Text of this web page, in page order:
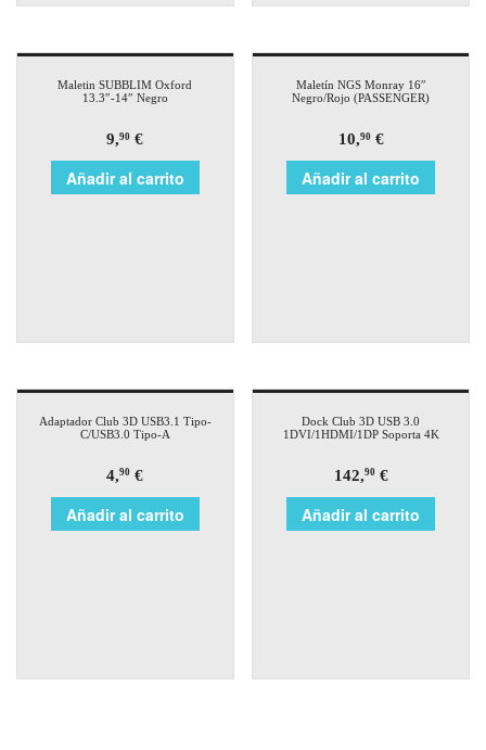
Maletin SUBBLIM Oxford
13.3″-14″ Negro
9,90 €
Añadir al carrito
Maletín NGS Monray 16″
Negro/Rojo (PASSENGER)
10,90€
Añadir al carrito
Adaptador Club 3D USB3.1 Tipo-
C/USB3.0 Tipo-A
4,90 €
Añadir al carrito
Dock Club 3D USB 3.0
1DVI/1HDMI/1DP Soporta 4K
142,90€
Añadir al carrito